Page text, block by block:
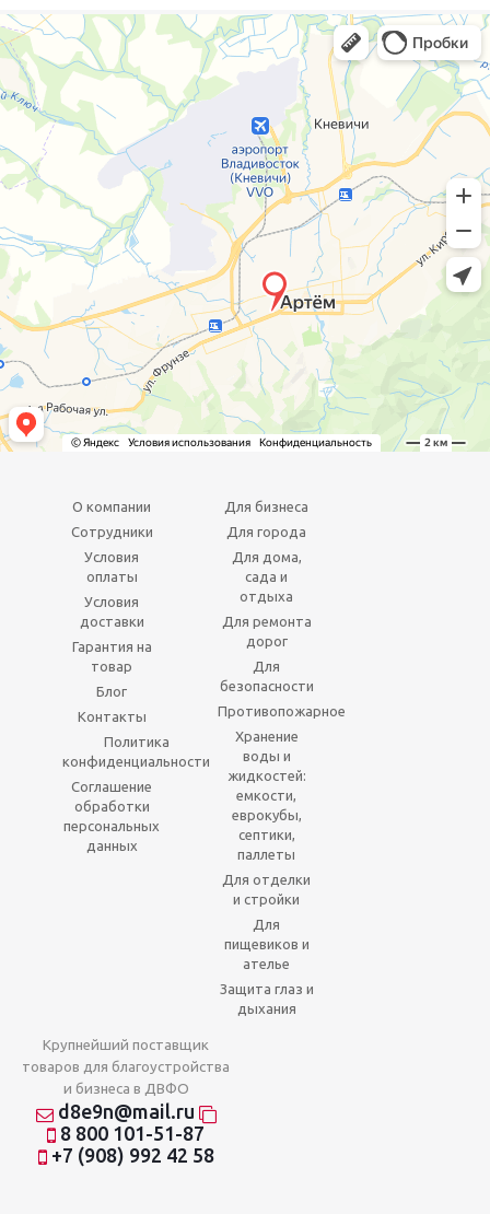
О компании
Сотрудники
Условия
оплаты
Условия
доставки
Гарантия на
товар
Блог
Контакты
Политика
конфиденциальности
Соглашение
обработки
персональных
данных
Для бизнеса
Для города
Для дома,
сада и
отдыха
Для ремонта
дорог
Для
безопасности
Противопожарное
Хранение
воды и
жидкостей:
емкости,
еврокубы,
септики,
паллеты
Для отделки
и стройки
Для
пищевиков и
ателье
Защита глаз и
дыхания
Крупнейший поставщик
товаров для благоустройства
и бизнеса в ДВФО
d8e9n@mail.ru
8 800 101-51-87
+7 (908) 992 42 58